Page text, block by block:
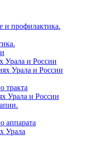
и профилактика.
Урала и России
Урала и России
тракта
Урала и России
аппарата
Урала